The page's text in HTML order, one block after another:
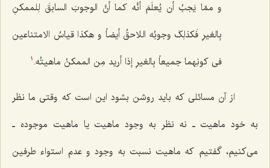
و ممّا یَجبُ أن یُعلَمَ أنَّه کما أنَّ الوجوبَ السابقَ لِلممکنِ
بِالغیرِ فَکذلِکَ وجوبُه اللاحقُ أیضاً و هکذا قیاسُ الامتناعین
فی کونِهما جمیعاً بِالغیرِ إذا أرید مِن الممکنُ ماهیتُه. 1
از آن مسائلی که باید روشن بشود این است که وقتی ما نظر
به خود ماهیت ـ نه نظر به وجود ماهیت یا ماهیت موجوده ـ
می‌کنیم، گفتیم که ماهیت نسبت به وجود و عدم استواء طرفین